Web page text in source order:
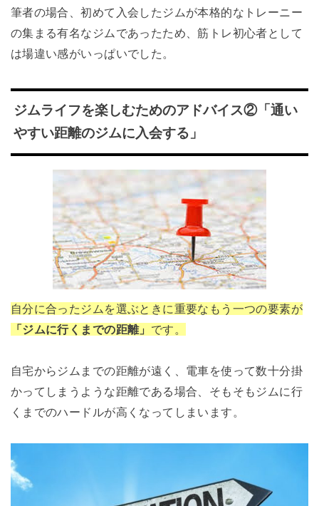
筆者の場合、初めて入会したジムが本格的なトレーニー
の集まる有名なジムであったため、筋トレ初心者として
は場違い感がいっぱいでした。
ジムライフを楽しむためのアドバイス②「通い
やすい距離のジムに入会する」
自分に合ったジムを選ぶときに重要なもう一つの要素が
「ジムに行くまでの距離」 です。
自宅からジムまでの距離が遠く、電車を使って数十分掛
かってしまうような距離である場合、そもそもジムに行
くまでのハードルが高くなってしまいます。